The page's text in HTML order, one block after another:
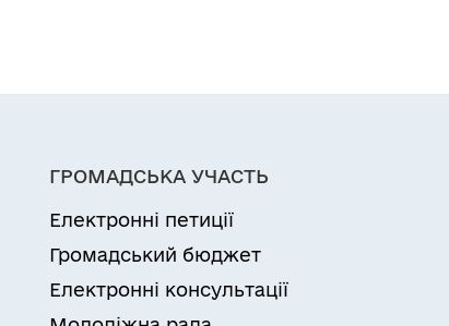
ГРОМАДСЬКА УЧАСТЬ
Електронні петиції
Громадський бюджет
Електронні консультації